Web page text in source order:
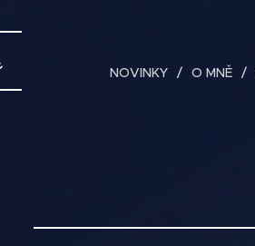
NOVINKY O MNĚ